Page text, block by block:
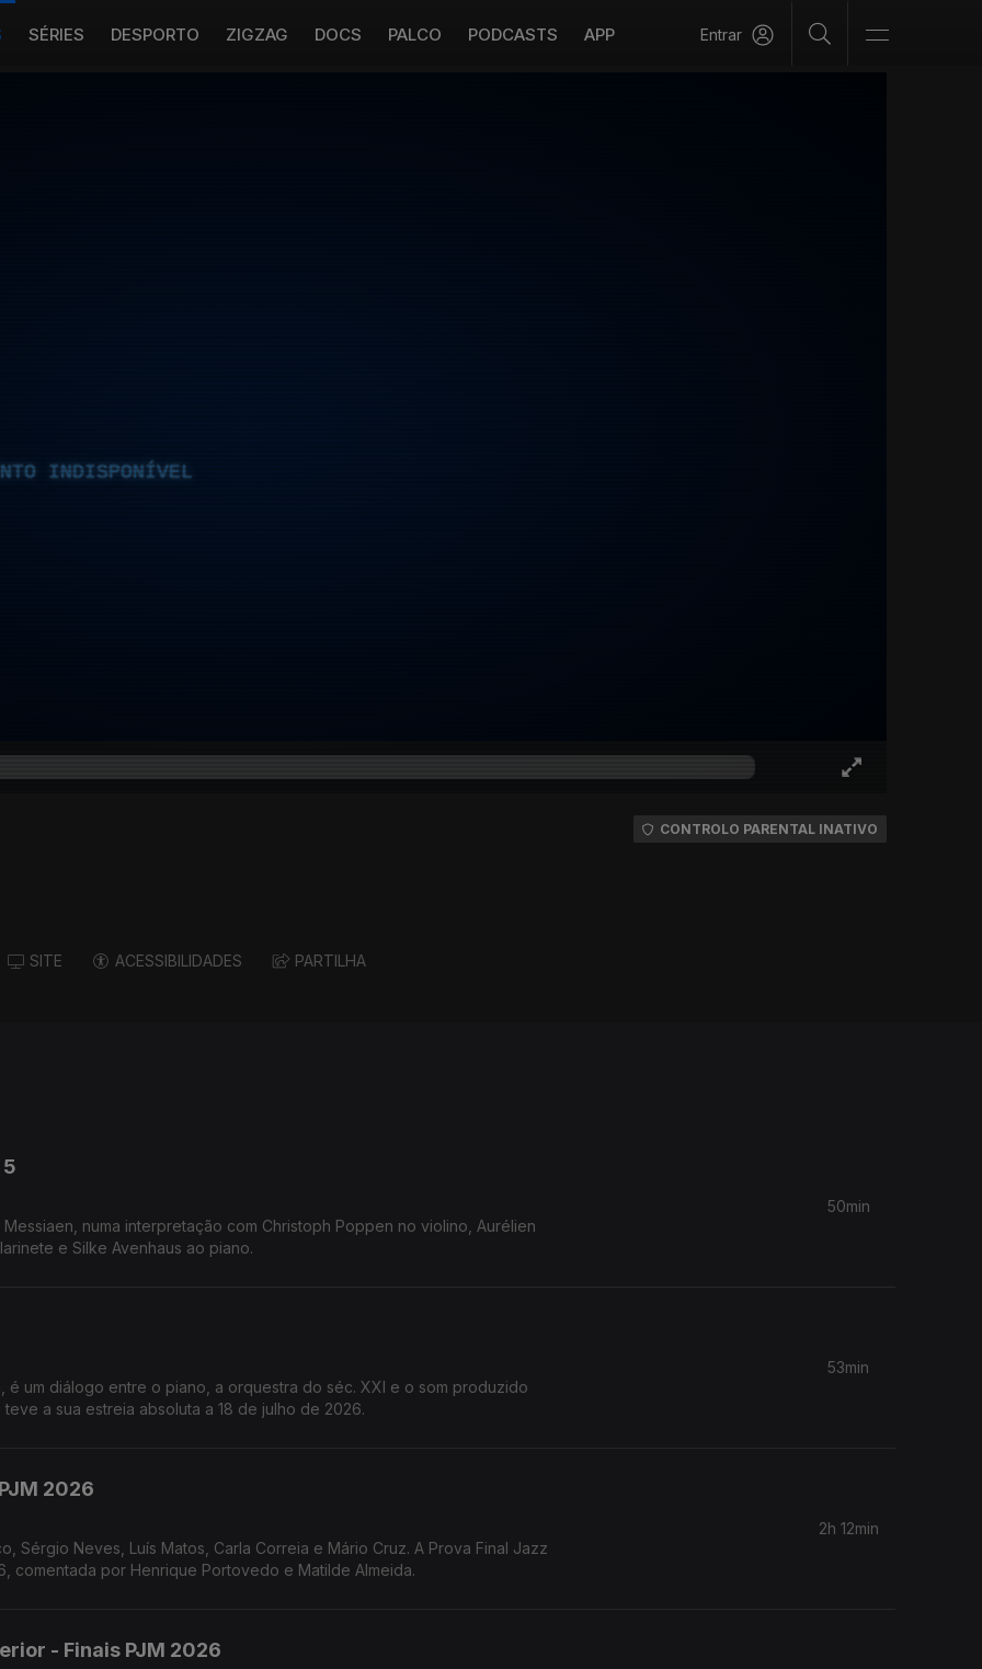
SÉRIES DESPORTO ZIGZAG DOCS PALCO PODCASTS APP Entrar
INDISPONÍVEL
CONTROLO PARENTAL INATIVO
SITE ACESSIBILIDADES PARTILHA
numa interpretação com Christoph Poppen no violino, Aurélien
e Silke Avenhaus ao piano.
50min
é um diálogo entre o piano, a orquestra do séc. XXI e o som produzido
a sua estreia absoluta a 18 de julho de 2026.
53min
2026
Sérgio Neves, Luís Matos, Carla Correia e Mário Cruz. A Prova Final Jazz
comentada por Henrique Portovedo e Matilde Almeida.
2h 12min
- Finais PJM 2026